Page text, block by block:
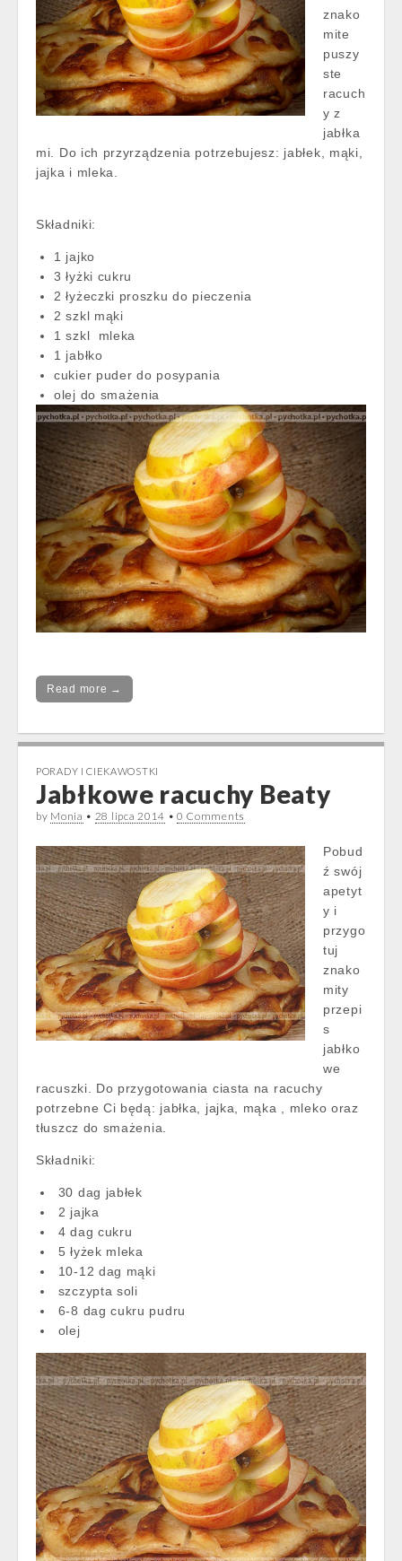
znako
mite
puszy
ste
racuch
y z
jabłka
mi. Do ich przyrządzenia potrzebujesz: jabłek, mąki,
jajka i mleka.
Składniki:
1 jajko
3 łyżki cukru
2 łyżeczki proszku do pieczenia
2 szkl mąki
1 szkl mleka
1 jabłko
cukier puder do posypania
olej do smażenia
Read more →
PORADY I CIEKAWOSTKI
Jabłkowe racuchy Beaty
by Monia • 28 lipca 2014 • 0 Comments
Pobud
ź swój
apetyt
y i
przygo
tuj
znako
mity
przepi
s
jabłko
we
racuszki. Do przygotowania ciasta na racuchy
potrzebne Ci będą: jabłka, jajka, mąka , mleko oraz
tłuszcz do smażenia.
Składniki:
30 dag jabłek
2 jajka
4 dag cukru
5 łyżek mleka
10-12 dag mąki
szczypta soli
6-8 dag cukru pudru
olej